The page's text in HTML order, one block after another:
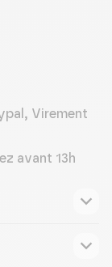
Virement
avant 13h